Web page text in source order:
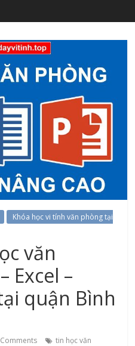
Khóa học vi tính văn phòng tại
văn
Excel –
quận Bình
tin học văn